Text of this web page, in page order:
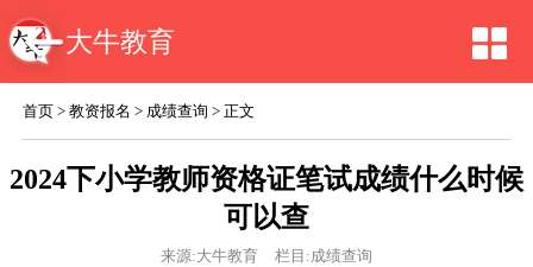
大牛教育
首页 >教资报名 > 成绩查询 > 正文
2024下小学教师资格证笔试成绩什么时候
可以查
来源:大牛教育 栏目:成绩查询